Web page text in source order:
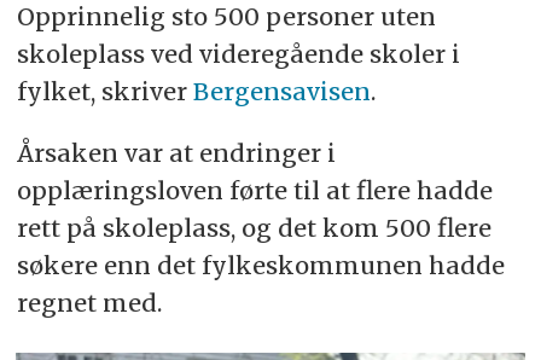
Opprinnelig sto 500 personer uten
skoleplass ved videregående skoler i
fylket, skriver Bergensavisen.
Årsaken var at endringer i
opplæringsloven førte til at flere hadde
rett på skoleplass, og det kom 500 flere
søkere enn det fylkeskommunen hadde
regnet med.